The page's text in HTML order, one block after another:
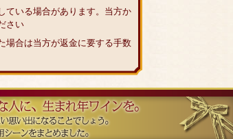
ている場合があります。当方か
さい
場合は当方が返金に要する手数